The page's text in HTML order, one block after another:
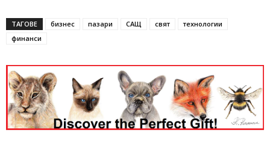
ТАГОВЕ бизнес пазари САЩ свят
технологии
финанси